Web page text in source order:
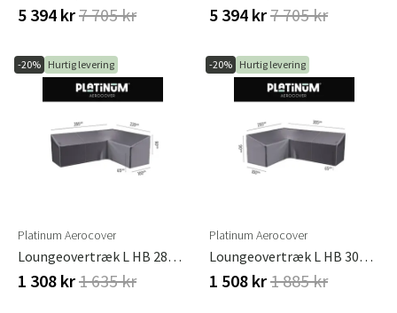
5 394 kr7 705 kr 5 394 kr7 705 kr
-20% Hurtig levering
Platinum Aerocover
Loungeovertræk L HB 285x220x100xH65/90 Venstre Aerocover Antracit
1 308 kr1 635 kr
-20% Hurtig levering
Platinum Aerocover
Loungeovertræk L HB 305x255x100xH65/90 Venstre Aerocover Antracit
1 508 kr1 885 kr